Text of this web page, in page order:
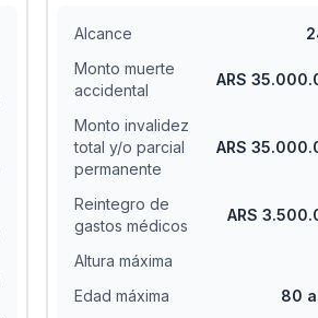
Alcance
Monto muerte
accidental
ARS
Monto invalidez
total y/o parcial
permanente
ARS
Reintegro de
gastos médicos
ARS
Altura máxima
Edad máxima
80